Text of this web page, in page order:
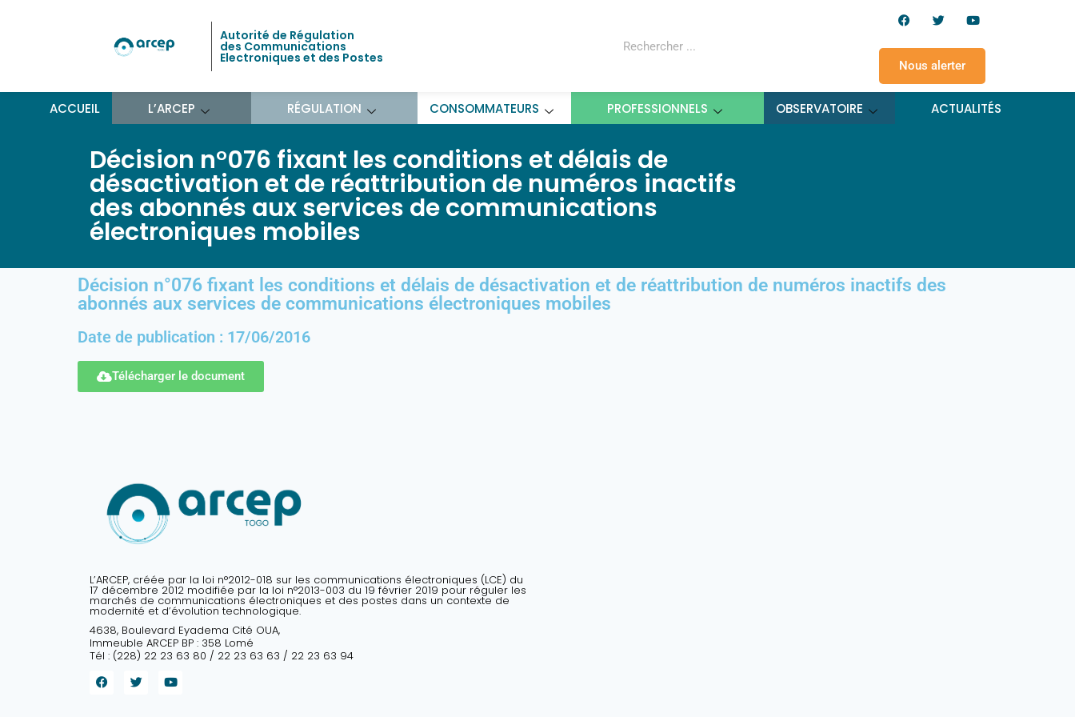
Autorité de Régulation
des Communications
Electroniques et des Postes
Nous alerter
ACCUEIL L’ARCEP RÉGULATION CONSOMMATEURS PROFESSIONNELS OBSERVATOIRE ACTUALITÉS
Décision n°076 fixant les conditions et délais de
désactivation et de réattribution de numéros inactifs
des abonnés aux services de communications
électroniques mobiles
Décision n°076 fixant les conditions et délais de désactivation et de réattribution de numéros inactifs des
abonnés aux services de communications électroniques mobiles
Date de publication : 17/06/2016
Télécharger le document
L’ARCEP, créée par la loi n°2012-018 sur les communications électroniques (LCE) du
17 décembre 2012 modifiée par la loi n°2013-003 du 19 février 2019 pour réguler les
marchés de communications électroniques et des postes dans un contexte de
modernité et d’évolution technologique.
4638, Boulevard Eyadema Cité OUA,
Immeuble ARCEP BP : 358 Lomé
Tél : (228) 22 23 63 80 / 22 23 63 63 / 22 23 63 94